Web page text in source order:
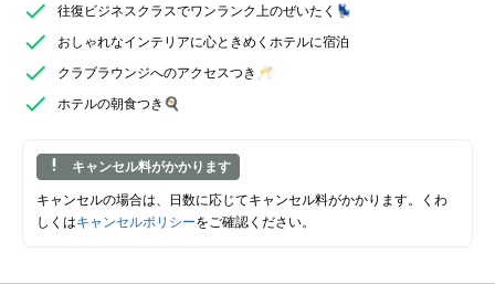
往復ビジネスクラスでワンランク上のぜいたく💺
おしゃれなインテリアに心ときめくホテルに宿泊
クラブラウンジへのアクセスつき🥂
ホテルの朝食つき🍳
キャンセル料がかかります
キャンセルの場合は、日数に応じてキャンセル料がかかります。くわ
しくはキャンセルポリシーをご確認ください。